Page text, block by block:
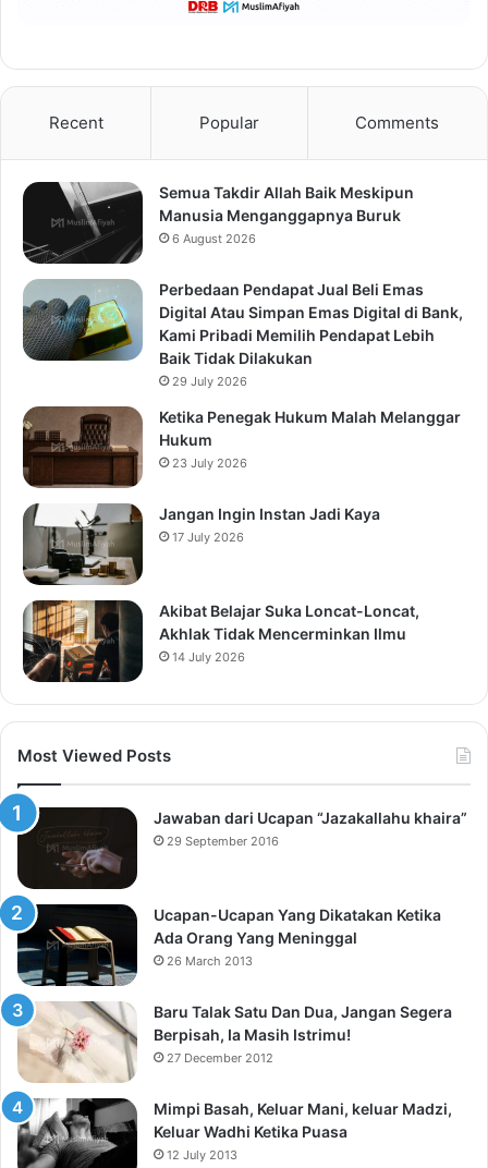
Recent Popular Comments
Semua Takdir Allah Baik Meskipun
Manusia Menganggapnya Buruk
6 August 2026
Perbedaan Pendapat Jual Beli Emas
Digital Atau Simpan Emas Digital di Bank,
Kami Pribadi Memilih Pendapat Lebih
Baik Tidak Dilakukan
29 July 2026
Ketika Penegak Hukum Malah Melanggar
Hukum
23 July 2026
Jangan Ingin Instan Jadi Kaya
17 July 2026
Akibat Belajar Suka Loncat-Loncat,
Akhlak Tidak Mencerminkan Ilmu
14 July 2026
Most Viewed Posts
Jawaban dari Ucapan “Jazakallahu khaira”
29 September 2016
Ucapan-Ucapan Yang Dikatakan Ketika
Ada Orang Yang Meninggal
26 March 2013
Baru Talak Satu Dan Dua, Jangan Segera
Berpisah, Ia Masih Istrimu!
27 December 2012
Mimpi Basah, Keluar Mani, keluar Madzi,
Keluar Wadhi Ketika Puasa
12 July 2013